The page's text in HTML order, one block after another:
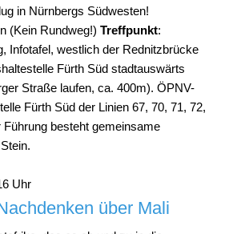
in Nürnbergs Südwesten!
(Kein Rundweg!) Treffpunkt:
Infotafel, westlich der Rednitzbrücke
Fürth Süd stadtauswärts
Straße laufen, ca. 400m). ÖPNV-
Fürth Süd der Linien 67, 70, 71, 72,
Führung besteht gemeinsame
Uhr
über Mali